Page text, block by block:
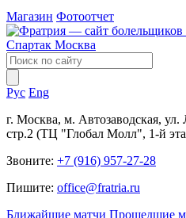
Магазин Фотоотчет
Рус Eng
г. Москва, м. Автозаводская, ул.
стр.2 (ТЦ "Глобал Молл", 1-й
Звоните: +7 (916) 957-27-28
Пишите: office@fratria.ru
Ближайшие матчи Прошедшие